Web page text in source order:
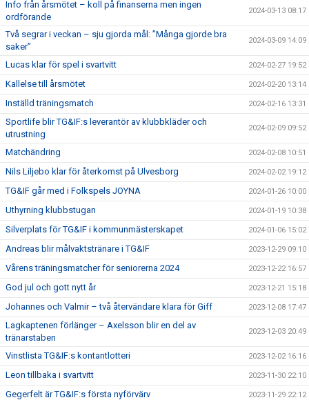
Info från årsmötet – koll på finanserna men ingen
ordförande
2024-03-13 08:17
Två segrar i veckan – sju gjorda mål: ”Många gjorde bra
saker”
2024-03-09 14:09
Lucas klar för spel i svartvitt 2024-02-27 19:52
Kallelse till årsmötet 2024-02-20 13:14
Inställd träningsmatch 2024-02-16 13:31
Sportlife blir TG&IF:s leverantör av klubbkläder och
utrustning
2024-02-09 09:52
Matchändring 2024-02-08 10:51
Nils Liljebo klar för återkomst på Ulvesborg 2024-02-02 19:12
TG&IF går med i Folkspels JOYNA 2024-01-26 10:00
Uthyrning klubbstugan 2024-01-19 10:38
Silverplats för TG&IF i kommunmästerskapet 2024-01-06 15:02
Andreas blir målvaktstränare i TG&IF 2023-12-29 09:10
Vårens träningsmatcher för seniorerna 2024 2023-12-22 16:57
God jul och gott nytt år 2023-12-21 15:18
Johannes och Valmir – två återvändare klara för Giff 2023-12-08 17:47
Lagkaptenen förlänger – Axelsson blir en del av
tränarstaben
2023-12-03 20:49
Vinstlista TG&IF:s kontantlotteri 2023-12-02 16:16
Leon tillbaka i svartvitt 2023-11-30 22:10
Gegerfelt är TG&IF:s första nyförvärv 2023-11-29 22:12